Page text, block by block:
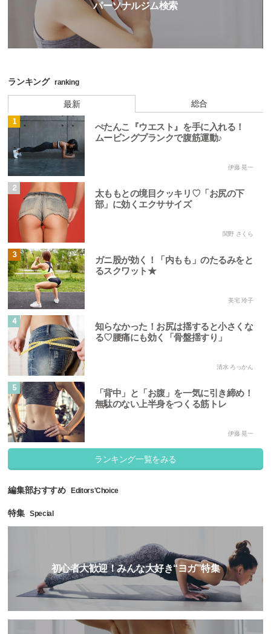
パーソナルジム検索
ランキング ranking
最新 総合
1
ぺたんこ『ウエスト』を手に入れる！
ムービングプランクで腹筋運動♪
伊藤 晃一
2
太ももとの境目クッキリ♡「お尻の下
部」に効くエクササイズ
関野 さくら
3
ガニ股が効く！「内もも」のたるみをと
るスクワット★
美宅 玲子
4
知らなかった！お尻は揺すると小さくな
る♡腰痛にも効く「骨盤揺すり」
清水 ろっかん
5
「背中」と「お腹」を一気に引き締め！
無駄のない上半身をつくる筋トレ
伊藤 晃一
ランキング一覧をみる
編集部おすすめ Editors'Choice
特集 Special
初心者大歓迎！みんな大好き“ヨガ”特集